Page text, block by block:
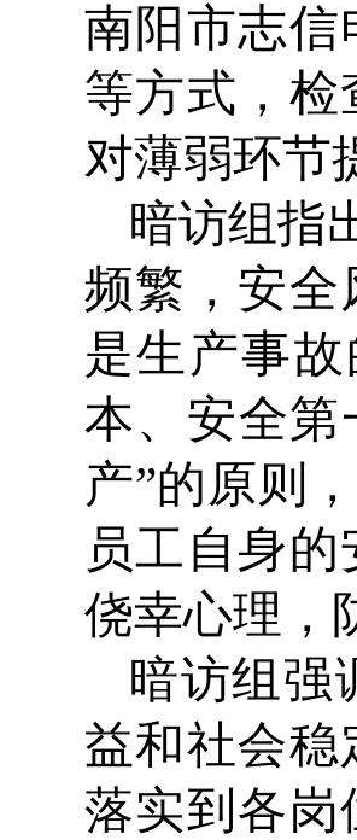
南阳市志信
等方式，
对薄弱环节
暗访组指
频繁，安全
是生产事
本、安全第
产”的原则
员工自身
侥幸心理，
暗访组 强
益和社会
落实到各